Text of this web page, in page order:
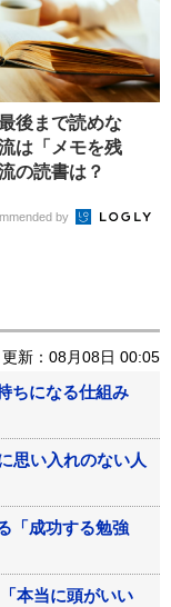
後まで読めな
は「メモを残
の読書は？
by
更新：08月08日 00:05
ちになる仕組み
思い入れのない人
「成功する勉強
本当に頭がいい